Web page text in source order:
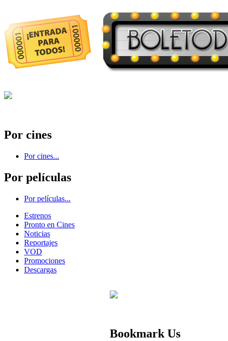
Por cines
Por cines...
Por películas
Por películas...
Estrenos
Pronto en Cines
Noticias
Reportajes
VOD
Promociones
Descargas
Bookmark Us